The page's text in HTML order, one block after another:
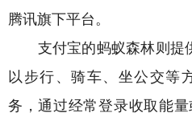
腾讯旗下平台。
支付宝的蚂蚁森林则提供
以步行、骑车、坐公交等
务，通过经常登录收取能